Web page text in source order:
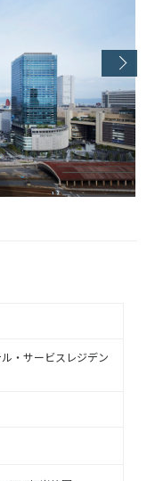
・サービスレジデン